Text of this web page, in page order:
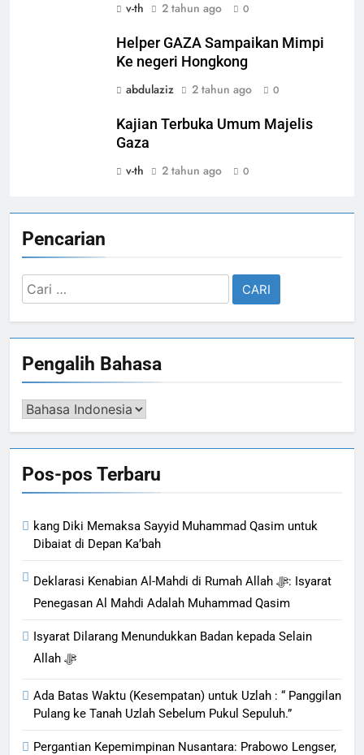
v-th 2 tahun ago 0
Helper GAZA Sampaikan Mimpi
Ke negeri Hongkong
abdulaziz
2 tahun ago 0
Kajian Terbuka Umum Majelis
Gaza
v-th
2 tahun ago 0
Pencarian
Cari
untuk:
Pengalih Bahasa
Pengalih
Pos-pos Terbaru
kang Diki Memaksa Sayyid Muhammad Qasim untuk
Dibaiat di Depan Ka’bah
Deklarasi Kenabian Al-Mahdi di Rumah Allah ﷻ: Isyarat
Penegasan Al Mahdi Adalah Muhammad Qasim
Isyarat Dilarang Menundukkan Badan kepada Selain
Allah ﷻ
Ada Batas Waktu (Kesempatan) untuk Uzlah : “ Panggilan
Pulang ke Tanah Uzlah Sebelum Pukul Sepuluh.”
Pergantian Kepemimpinan Nusantara: Prabowo Lengser,